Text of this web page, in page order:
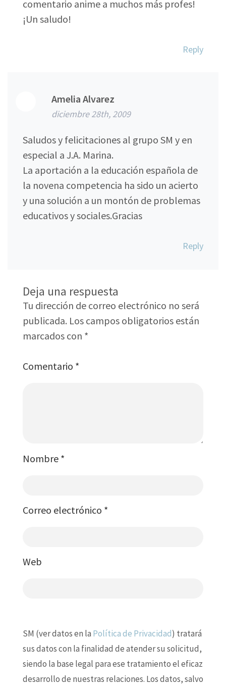
comentario anime a muchos más profes!
¡Un saludo!
Reply
Amelia Alvarez
diciembre 28th, 2009
Saludos y felicitaciones al grupo SM y en
especial a J.A. Marina.
La aportación a la educación española de
la novena competencia ha sido un acierto
y una solución a un montón de problemas
educativos y sociales.Gracias
Reply
Deja una respuesta
Tu dirección de correo electrónico no será
publicada. Los campos obligatorios están
marcados con *
Comentario *
Nombre *
Correo electrónico *
Web
SM (ver datos en la Política de Privacidad) tratará
sus datos con la finalidad de atender su solicitud,
siendo la base legal para ese tratamiento el eficaz
desarrollo de nuestras relaciones. Los datos, salvo